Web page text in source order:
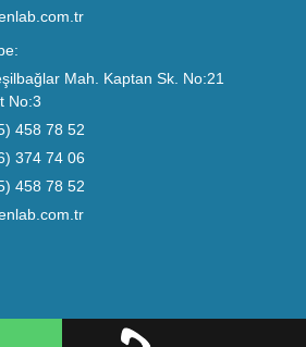
Mah. Kaptan Sk. No:21
No:3
458 78 52
374 74 06
458 78 52